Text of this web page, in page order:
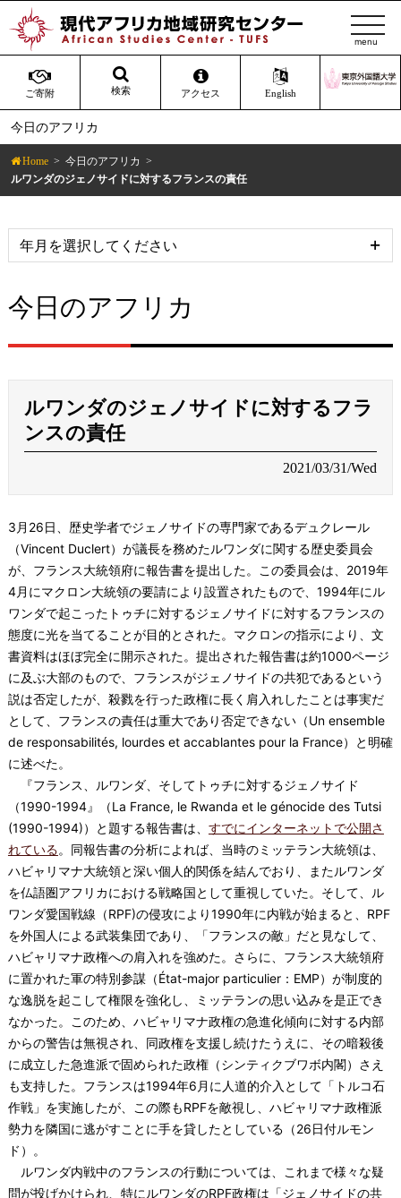
ご寄附 検索 アクセス English
t
o
g
l
v
g
a
n
今日のアフリカ
Home
今日のアフリカ
ルワンダのジェノサイドに対するフランスの責任
今日のアフリカ
ルワンダのジェノサイドに対するフラ
ンスの責任
2021/03/31/Wed
3月26日、歴史学者でジェノサイドの専門家であるデュクレール
（Vincent Duclert）が議長を務めたルワンダに関する歴史委員会
が、フランス大統領府に報告書を提出した。この委員会は、2019年
4月にマクロン大統領の要請により設置されたもので、1994年にル
ワンダで起こったトゥチに対するジェノサイドに対するフランスの
態度に光を当てることが目的とされた。マクロンの指示により、文
書資料はほぼ完全に開示された。提出された報告書は約1000ページ
に及ぶ大部のもので、フランスがジェノサイドの共犯であるという
説は否定したが、殺戮を行った政権に長く肩入れしたことは事実だ
として、フランスの責任は重大であり否定できない（Un ensemble
de responsabilités, lourdes et accablantes pour la France）と明確
に述べた。
『フランス、ルワンダ、そしてトゥチに対するジェノサイド
（1990-1994』（La France, le Rwanda et le génocide des Tutsi
(1990-1994)）と題する報告書は、 すでにインターネットで公開さ
れている。同報告書の分析によれば、当時のミッテラン大統領は、
ハビャリマナ大統領と深い個人的関係を結んでおり、またルワンダ
を仏語圏アフリカにおける戦略国として重視していた。そして、ル
ワンダ愛国戦線（RPF)の侵攻により1990年に内戦が始まると、RPF
を外国人による武装集団であり、「フランスの敵」だと見なして、
ハビャリマナ政権への肩入れを強めた。さらに、フランス大統領府
に置かれた軍の特別参謀（État-major particulier：EMP）が制度的
な逸脱を起こして権限を強化し、ミッテランの思い込みを是正でき
なかった。このため、ハビャリマナ政権の急進化傾向に対する内部
からの警告は無視され、同政権を支援し続けたうえに、その暗殺後
に成立した急進派で固められた政権（シンティクブワボ内閣）さえ
も支持した。フランスは1994年6月に人道的介入として「トルコ石
作戦」を実施したが、この際もRPFを敵視し、ハビャリマナ政権派
勢力を隣国に逃がすことに手を貸したとしている（26日付ルモン
ド）。
ルワンダ内戦中のフランスの行動については、これまで様々な疑
問が投げかけられ、特にルワンダのRPF政権は「ジェノサイドの共